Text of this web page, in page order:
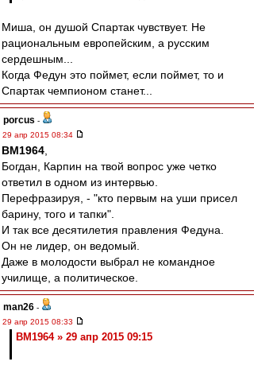
Миша, он душой Спартак чувствует. Не
рациональным европейским, а русским
сердешным...
Когда Федун это поймет, если поймет, то и
Спартак чемпионом станет...
porcus -
29 апр 2015 08:34
BM1964
Богдан, Карпин на твой вопрос уже четко
ответил в одном из интервью.
Перефразируя, - "кто первым на уши присел
барину, того и тапки".
И так все десятилетия правления Федуна.
Он не лидер, он ведомый.
Даже в молодости выбрал не командное
училище, а политическое.
man26 -
29 апр 2015 08:33
BM1964 » 29 апр 2015 09:15